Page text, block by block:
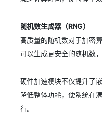
随机数生成器（RNG）
高质量的随机数对于加密
可以生成更安全的随机数
硬件加速模块不仅提升了
降低整体功耗，使系统在
行。